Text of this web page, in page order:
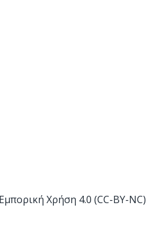
Χρήση 4.0 (CC-BY-NC)